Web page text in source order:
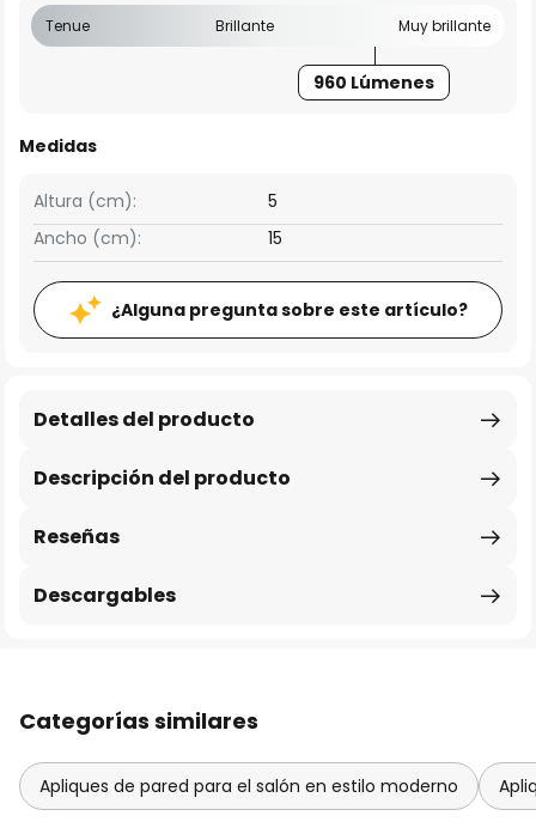
Tenue Brillante Muy brillante
960 Lúmenes
Medidas
Ancho (cm): 15
Altura (cm): 5
¿Alguna pregunta sobre este artículo?
Descripción del producto
Detalles del producto
Reseñas
Descargables
Categorías similares
Apliques de pared para el salón en estilo moderno